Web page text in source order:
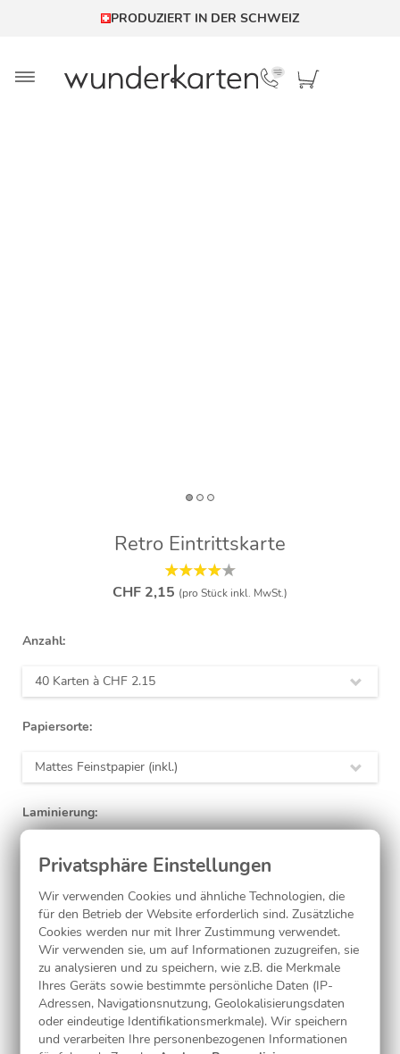
PRODUZIERT IN DER SCHWEIZ
Retro Eintrittskarte
CHF 2,15 (pro Stück inkl. MwSt.)
Anzahl:
40 Karten à CHF 2.15
Papiersorte:
Mattes Feinstpapier (inkl.)
Laminierung:
Jetzt gestalten
Kostenlose Musterkarte
Wir verwenden Cookies und ähnliche Technologien, die
für den Betrieb der Website erforderlich sind. Zusätzliche
Cookies werden nur mit Ihrer Zustimmung verwendet.
Wir verwenden sie, um auf Informationen zuzugreifen, sie
zu analysieren und zu speichern, wie z.B. die Merkmale
Ihres Geräts sowie bestimmte persönliche Daten (IP-
Adressen, Navigationsnutzung, Geolokalisierungsdaten
oder eindeutige Identifikationsmerkmale). Wir speichern
und verarbeiten Ihre personenbezogenen Informationen